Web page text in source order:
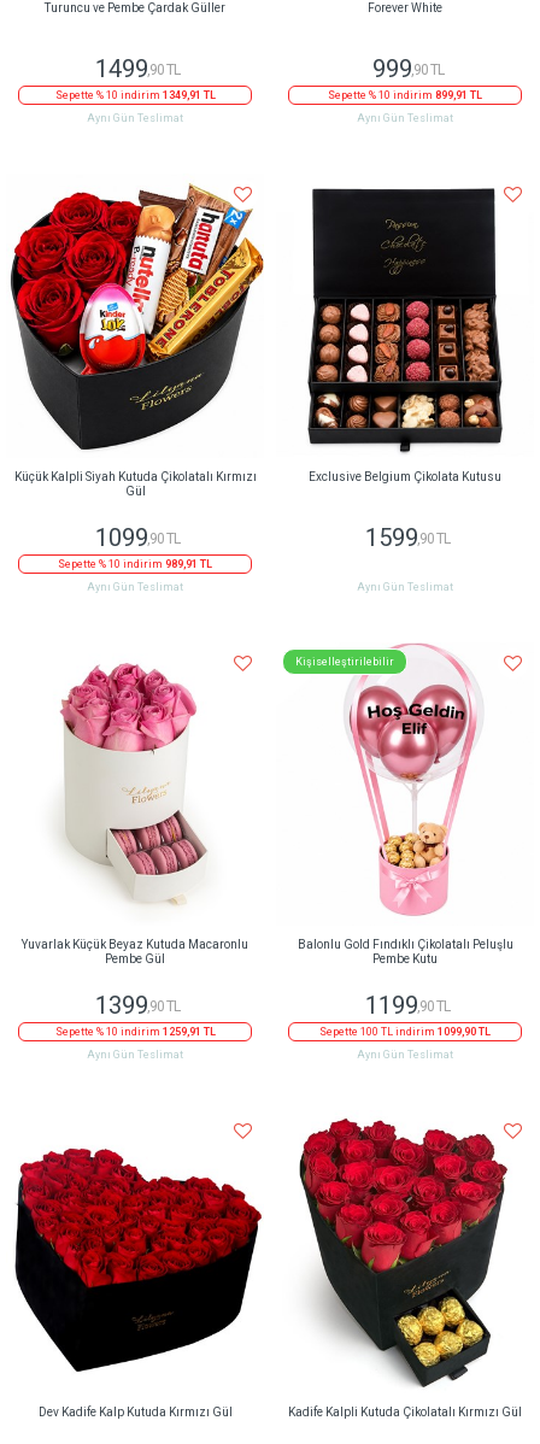
Turuncu ve Pembe Çardak Güller
1499,90 TL
Sepette % 10 indirim 1349,91 TL
Aynı Gün Teslimat
Forever White
999,90 TL
Sepette % 10 indirim 899,91 TL
Aynı Gün Teslimat
Küçük Kalpli Siyah Kutuda Çikolatalı Kırmızı
Gül
1099 ,90 TL
Sepette % 10 indirim 989,91 TL
Aynı Gün Teslimat
Exclusive Belgium Çikolata Kutusu
1599 ,90 TL
Aynı Gün Teslimat
Yuvarlak Küçük Beyaz Kutuda Macaronlu
Pembe Gül
1399,90 TL
Sepette % 10 indirim 1259,91 TL
Aynı Gün Teslimat
Kişiselleştirilebilir
Balonlu Gold Fındıklı Çikolatalı Peluşlu
Pembe Kutu
1199,90 TL
Sepette 100 TL indirim 1099,90 TL
Aynı Gün Teslimat
Dev Kadife Kalp Kutuda Kırmızı Gül Kadife Kalpli Kutuda Çikolatalı Kırmızı Gül